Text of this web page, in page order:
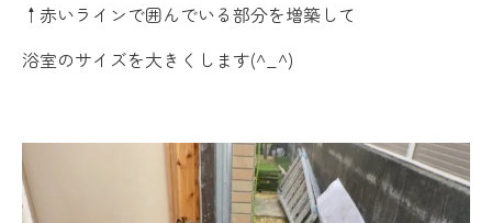
↑赤いラインで囲んでいる部分を増築して
浴室のサイズを大きくします(^_^)